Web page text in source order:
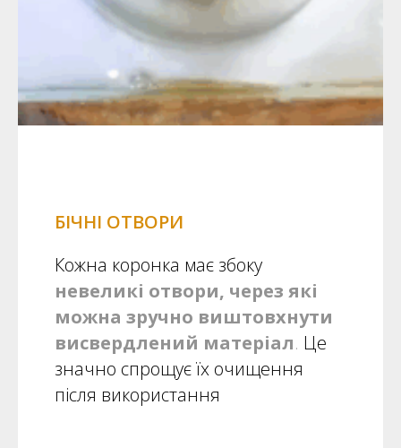
БІЧНІ ОТВОРИ
Кожна коронка має збоку
невеликі отвори, через які
можна зручно виштовхнути
висвердлений матеріал. Це
значно спрощує їх очищення
після використання